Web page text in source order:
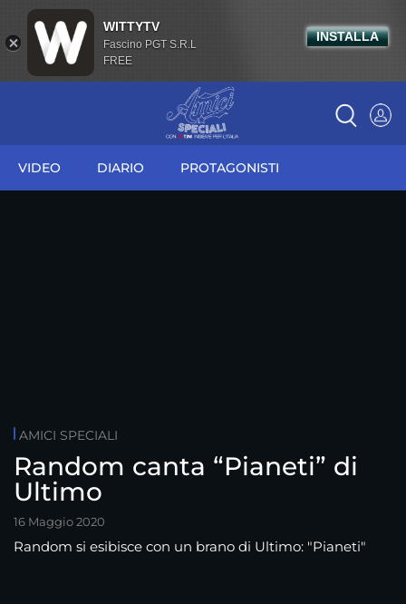
VIDEO DIARIO PROTAGONISTI
AMICI SPECIALI
Random canta “Pianeti” di
Ultimo
16 Maggio 2020
Random si esibisce con un brano di Ultimo: "Pianeti"
WITTYTV
Fascino PGT S.R.L
FREE
INSTALLA